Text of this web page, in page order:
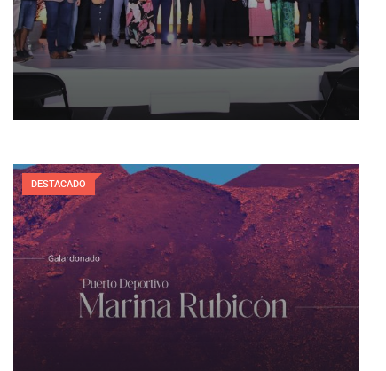
DESTACADO